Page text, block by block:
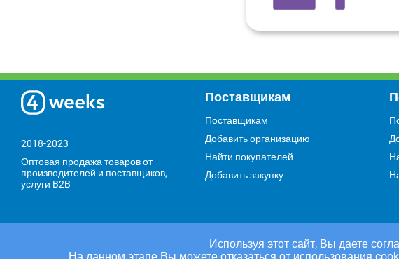
Используя этот сайт, Вы даете
На данном этапе Вы можете отказаться от использования
2018-2023
Оптовая продажа товаров от
производителей и поставщиков,
услуги B2B
Поставщикам
Поставщикам
Добавить организацию
Найти покупателей
Добавить закупку